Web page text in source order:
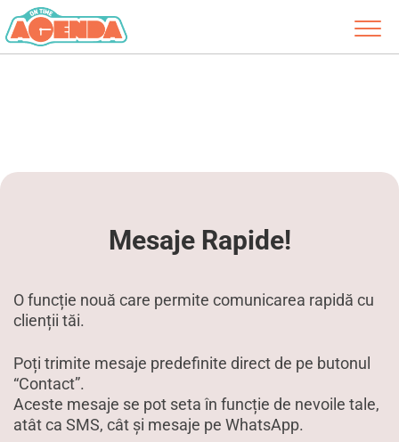
Mesaje Rapide!
O funcție nouă care permite comunicarea rapidă cu
clienții tăi.
Poți trimite mesaje predefinite direct de pe butonul
“Contact”.
Aceste mesaje se pot seta în funcție de nevoile tale,
atât ca SMS, cât și mesaje pe WhatsApp.